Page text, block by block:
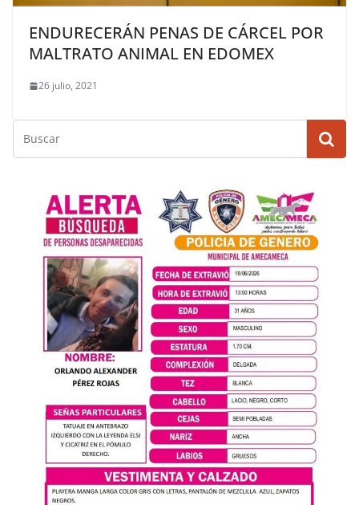
ENDURECERÁN PENAS DE CÁRCEL POR
MALTRATO ANIMAL EN EDOMEX
26 julio, 2021